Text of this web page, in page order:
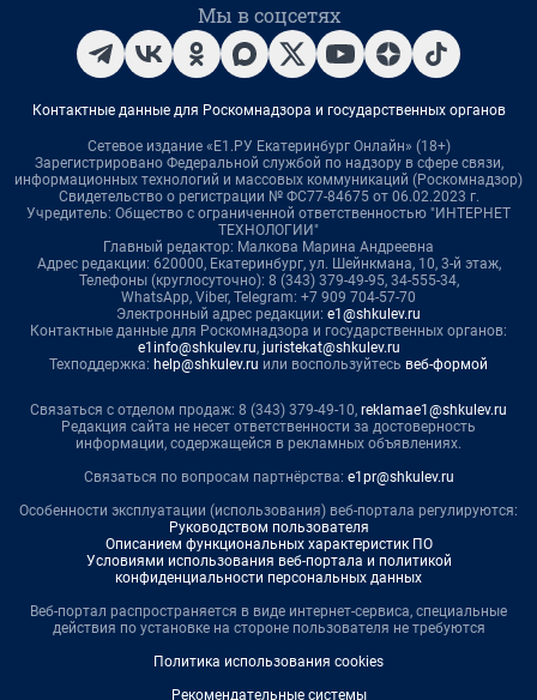
Мы в соцсетях
Контактные данные для Роскомнадзора и государственных органов
Сетевое издание «Е1.РУ Екатеринбург Онлайн» (18+)
Зарегистрировано Федеральной службой по надзору в сфере связи,
информационных технологий и массовых коммуникаций (Роскомнадзор)
Свидетельство о регистрации № ФС77-84675 от 06.02.2023 г.
Учредитель: Общество с ограниченной ответственностью "ИНТЕРНЕТ
ТЕХНОЛОГИИ"
Главный редактор: Малкова Марина Андреевна
Адрес редакции: 620000, Екатеринбург, ул. Шейнкмана, 10, 3-й этаж,
Телефоны (круглосуточно): 8 (343) 379-49-95, 34-555-34,
WhatsApp, Viber, Telegram: +7 909 704-57-70
Электронный адрес редакции: e1@shkulev.ru
Контактные данные для Роскомнадзора и государственных органов:
e1info@shkulev.ru, juristekat@shkulev.ru
Техподдержка: help@shkulev.ru или воспользуйтесь веб-формой
Связаться с отделом продаж: 8 (343) 379-49-10, reklamae1@shkulev.ru
Редакция сайта не несет ответственности за достоверность
информации, содержащейся в рекламных объявлениях.
Связаться по вопросам партнёрства: e1pr@shkulev.ru
Особенности эксплуатации (использования) веб-портала регулируются:
Руководством пользователя
Описанием функциональных характеристик ПО
Условиями использования веб-портала и политикой
конфиденциальности персональных данных
Веб-портал распространяется в виде интернет-сервиса, специальные
действия по установке на стороне пользователя не требуются
Политика использования cookies
Рекомендательные системы